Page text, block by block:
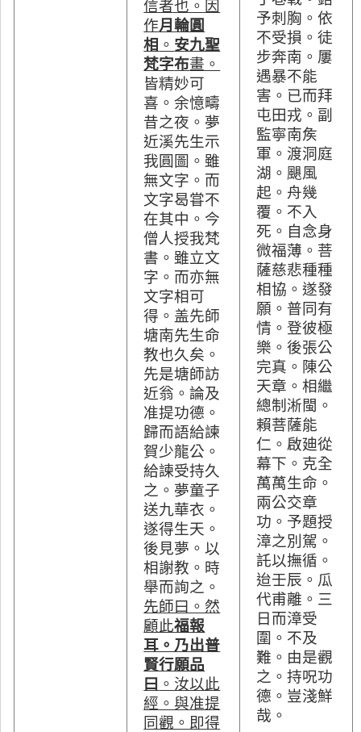
信者也。因
作月輪圓
相 。 安九聖
梵字布畫。
皆精妙可
喜。余憶疇
昔之夜。夢
近溪先生示
我圓圖。雖
無文字。而
文字曷甞不
在其中。今
僧人授我梵
書。雖立文
字。而亦無
文字相可
得。盖先師
塘南先生命
教也久矣。
先是塘師訪
近翁。論及
准提功德。
歸而語給諫
賀少龍公。
給諫受持久
之。夢童子
送九華衣。
遂得生天。
後見夢。以
相謝教。時
舉而詢之。
先師曰。然
顧此福報
耳。乃出普
賢行願品
曰 。汝以此
經。與准提
同觀。即得
予刺胸。依
不受損。徒
步奔南。屢
遇暴不能
害。 已而拜
屯田戎。副
監寧南矦
軍。渡洞庭
湖。颶風
起。舟幾
覆。不入
死。自念身
微福薄。菩
薩慈悲種種
相協。遂發
願。普同有
情。登彼極
樂。後張公
完真。陳公
天章。相繼
總制淅閩。
賴菩薩能
仁。啟廸從
幕下。克全
萬萬生命。
兩公交章
功。予題授
漳之別駕。
託以撫循。
迨壬辰。瓜
代甫離。三
日而漳受
圍。不及
難。由是觀
之。持呪功
德。豈淺鮮
哉。